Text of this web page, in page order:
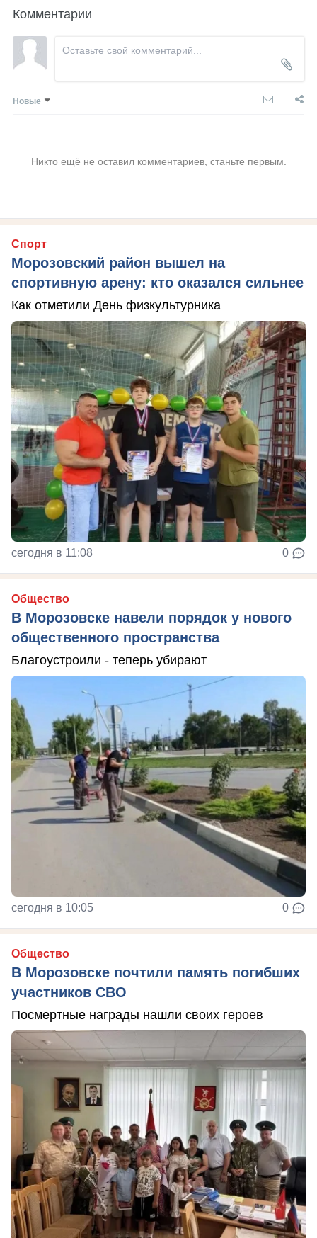
Комментарии
Новые
Никто ещё не оставил комментариев, станьте первым.
Спорт
Морозовский район вышел на
спортивную арену: кто оказался сильнее
Как отметили День физкультурника
сегодня в 11:08 0
Общество
В Морозовске навели порядок у нового
общественного пространства
Благоустроили - теперь убирают
сегодня в 10:05 0
Общество
В Морозовске почтили память погибших
участников СВО
Посмертные награды нашли своих героев